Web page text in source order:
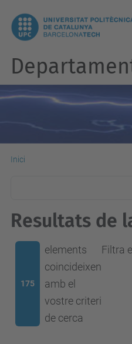
Inici
Resultats de
175
elements
coincideixen
amb el
vostre criteri
de cerca
Filtra